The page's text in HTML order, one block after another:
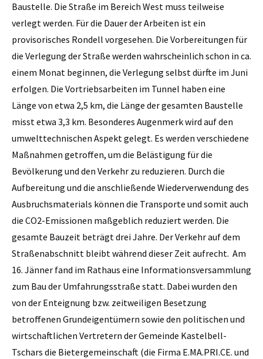
Baustelle. Die Straße im Bereich West muss teilweise
verlegt werden. Für die Dauer der Arbeiten ist ein
provisorisches Rondell vorgesehen. Die Vorbereitungen für
die Verlegung der Straße werden wahrscheinlich schon in ca.
einem Monat beginnen, die Verlegung selbst dürfte im Juni
erfolgen. Die Vortriebsarbeiten im Tunnel haben eine
Länge von etwa 2,5 km, die Länge der gesamten Baustelle
misst etwa 3,3 km. Besonderes Augenmerk wird auf den
umwelttechnischen Aspekt gelegt. Es werden verschiedene
Maßnahmen getroffen, um die Belästigung für die
Bevölkerung und den Verkehr zu reduzieren. Durch die
Aufbereitung und die anschließende Wiederverwendung des
Ausbruchsmaterials können die Transporte und somit auch
die CO2-Emissionen maßgeblich reduziert werden. Die
gesamte Bauzeit beträgt drei Jahre. Der Verkehr auf dem
Straßenabschnitt bleibt während dieser Zeit aufrecht. Am
16. Jänner fand im Rathaus eine Informationsversammlung
zum Bau der Umfahrungsstraße statt. Dabei wurden den
von der Enteignung bzw. zeitweiligen Besetzung
betroffenen Grundeigentümern sowie den politischen und
wirtschaftlichen Vertretern der Gemeinde Kastelbell-
Tschars die Bietergemeinschaft (die Firma E.MA.PRI.CE. und